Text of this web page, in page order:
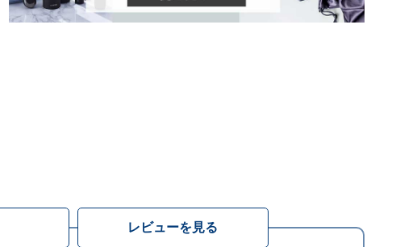
レビューを見る